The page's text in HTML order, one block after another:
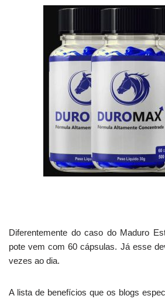
Diferentemente do caso do Maduro
pote vem com 60 cápsulas. Já esse
vezes ao dia.
A lista de benefícios que os blogs